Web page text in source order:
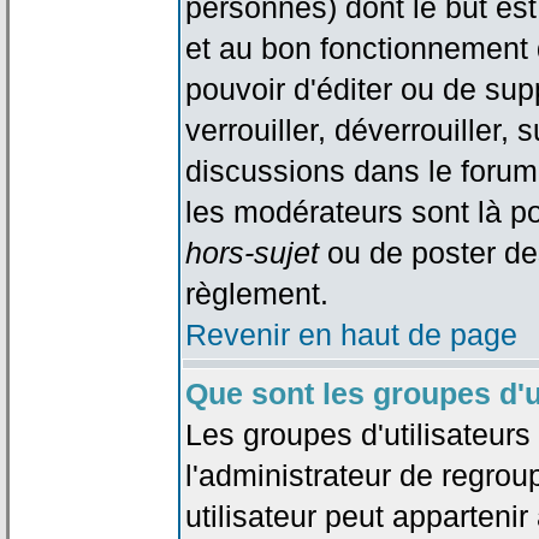
personnes) dont le but
et au bon
pouvoir d'éditer ou de
verrouiller, déverrouiller,
discussions dans le
les modérateurs sont là
hors-sujetou de poster
règlement.
Revenir en haut de page
Que sont les groupes
Les groupes
l'administrateur de
utilisateur peut